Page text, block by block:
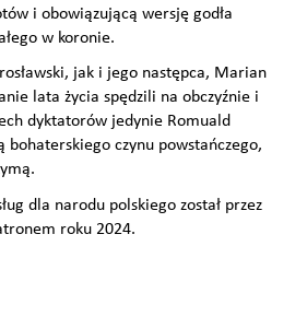
i obowiązującą wersję godła
w koronie.
jak i jego następca, Marian
lata życia spędzili na obczyźnie i
dyktatorów jedynie Romuald
bohaterskiego czynu powstańczego,
dla narodu polskiego został przez
roku 2024.